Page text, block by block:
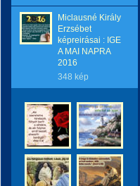
Miclausné Király
Erzsébet
képreirásai : IGE
A MAI NAPRA
2016
348 kép